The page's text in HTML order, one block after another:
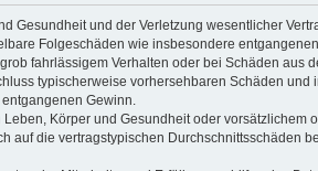
Gesundheit und der Verletzung wesentlicher
Folgeschäden wie insbesondere entgangenen
fahrlässigem Verhalten oder bei Schäden aus
typischerweise vorhersehbaren Schäden
Gewinn.
Körper und Gesundheit oder
die vertragstypischen Durchschnittsschäden